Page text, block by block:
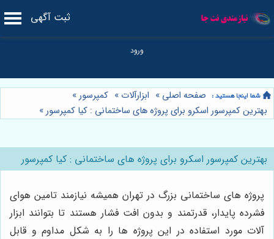
ثبت آگهی
صفحه اصلی » ابزارآلات » کمپرسور»
بهترین کمپرسور اسکرو برای پروژه های ساختمانی : کیا کمپرسور»
بهترین کمپرسور اسکرو برای پروژه های ساختمانی : کیا کمپرسور
پروژه های ساختمانی بزرگ در تهران همیشه نیازمند تامین هوای
فشرده پایدار، قدرتمند و بدون افت فشار هستند تا بتوانند ابزار
آلات مورد استفاده در این پروژه ها را به شکل مداوم و قابل